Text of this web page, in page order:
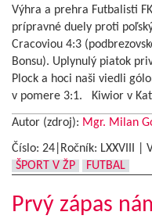
Výhra a prehra Futbalisti
prípravné duely proti
Cracoviou 4:3
Bonsu). Uplynulý piatok
Plock a hoci naši viedli
v pomere 3:1. Kiwior v
Autor (zdroj): Mgr. Milan
Číslo: 24|Ročník: LXXVIII |
ŠPORT V ŽP
FUTBAL
Prvý zápas